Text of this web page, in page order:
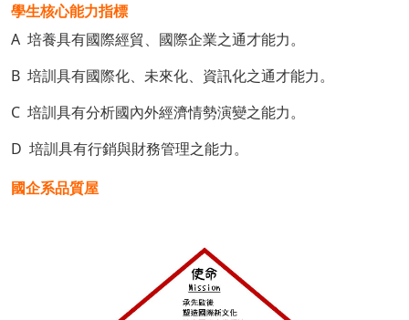
學生核心能力指標
A 培養具有國際經貿、國際企業之通才能力。
B 培訓具有國際化、未來化、資訊化之通才能力。
C 培訓具有分析國內外經濟情勢演變之能力。
D 培訓具有行銷與財務管理之能力。
國企系品質屋